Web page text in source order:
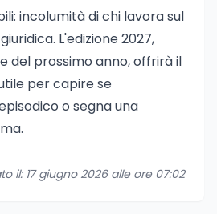
incolumità di chi lavora sul
L'edizione 2027,
del prossimo anno, offrirà il
per capire se
o segna una
il: 17 giugno 2026 alle ore 07:02